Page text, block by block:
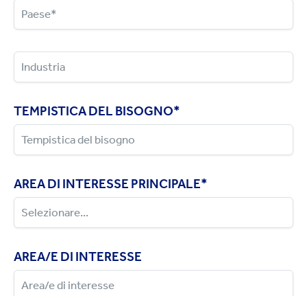
TEMPISTICA DEL BISOGNO*
AREA DI INTERESSE PRINCIPALE*
AREA/E DI INTERESSE